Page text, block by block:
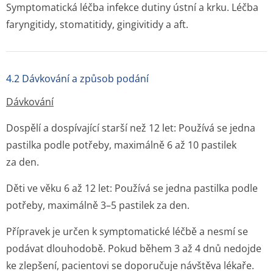
Symptomatická léčba infekce dutiny ústní a krku. Léčba
faryngitidy, stomatitidy, gingivitidy a aft.
4.2 Dávkování a způsob podání
Dávkování
Dospělí a dospívající starší než 12 let: Používá se jedna
pastilka podle potřeby, maximálně 6 až 10 pastilek
za den.
Děti ve věku 6 až 12 let: Používá se jedna pastilka podle
potřeby, maximálně 3–5 pastilek za den.
Přípravek je určen k symptomatické léčbě a nesmí se
podávat dlouhodobě. Pokud během 3 až 4 dnů nedojde
ke zlepšení, pacientovi se doporučuje návštěva lékaře.